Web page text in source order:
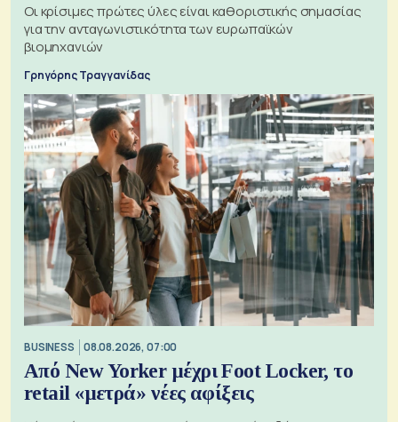
Οι κρίσιμες πρώτες ύλες είναι καθοριστικής σημασίας
για την ανταγωνιστικότητα των ευρωπαϊκών
βιομηχανιών
Γρηγόρης Τραγγανίδας
BUSINESS 08.08.2026, 07:00
Από New Yorker μέχρι Foot Locker, το
retail «μετρά» νέες αφίξεις